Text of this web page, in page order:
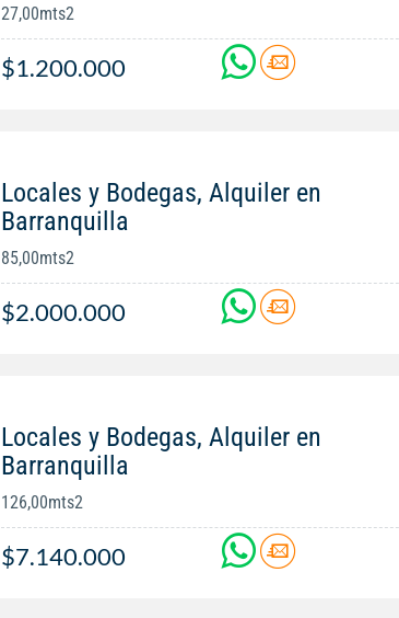
27,00mts2
$1.200.000
Locales y Bodegas, Alquiler en
Barranquilla
85,00mts2
$2.000.000
Locales y Bodegas, Alquiler en
Barranquilla
126,00mts2
$7.140.000